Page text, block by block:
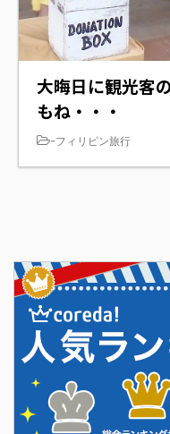
大晦日に観光客
もね・・・
-フィリピン旅行